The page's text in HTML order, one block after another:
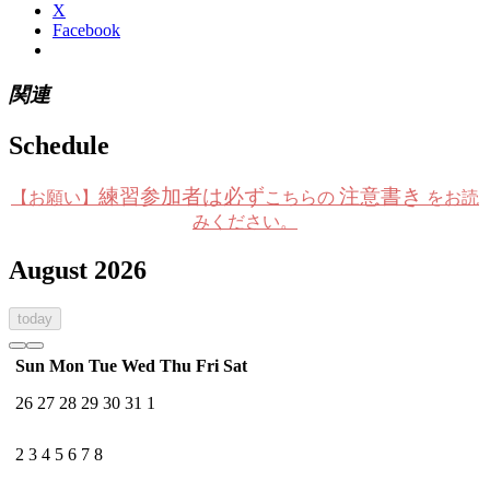
X
Facebook
関連
Schedule
【お願い】 練習参加者は必ずこちらの 注意書き をお読
みください。
August 2026
today
Sun Mon Tue Wed Thu Fri Sat
26 27 28 29 30 31 1
2 3 4 5 6 7 8